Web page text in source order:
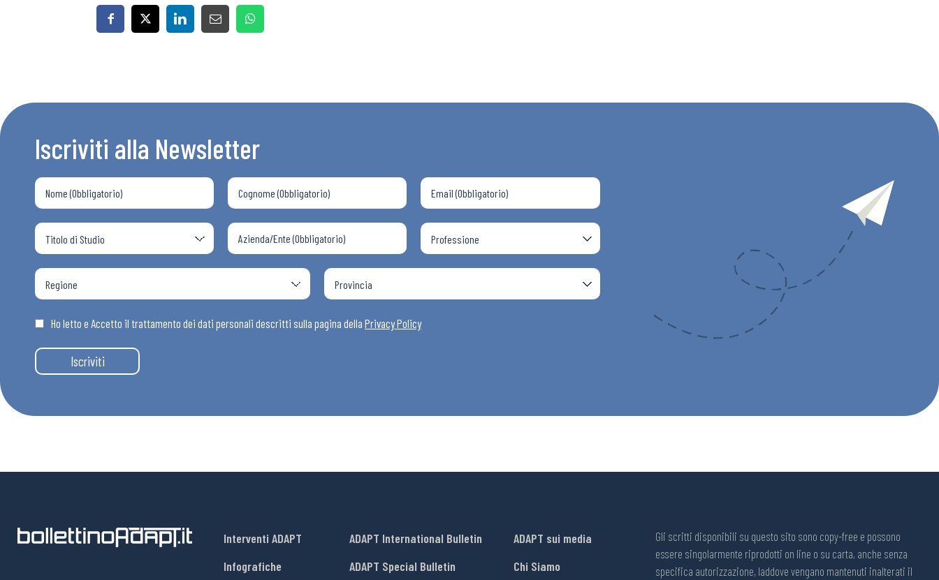
Chi Siamo
Iscriviti alla Newsletter
Ho letto e Accetto il trattamento dei dati personali descritti sulla pagina della Privacy Policy
Iscriviti
Interventi ADAPT
Infografiche
ADAPT International Bulletin
ADAPT Special Bulletin
ADAPT sui media
Chi Siamo
Gli scritti disponibili su questo sito sono copy-free e possono
essere singolarmente riprodotti on line o su carta, anche senza
specifica autorizzazione, laddove vengano mantenuti inalterati il